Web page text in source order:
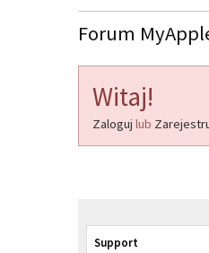
Forum
Witaj!
Zaloguj lub
Support